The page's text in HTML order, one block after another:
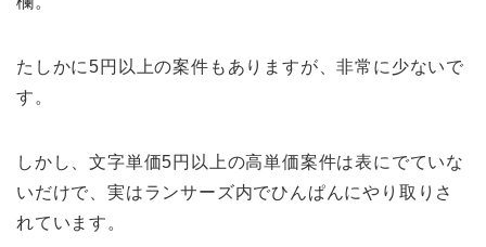
たしかに5円以上の案件もありますが、非常に少ないで
す。
しかし、文字単価5円以上の高単価案件は表にでていな
いだけで、実はランサーズ内でひんぱんにやり取りさ
れています。